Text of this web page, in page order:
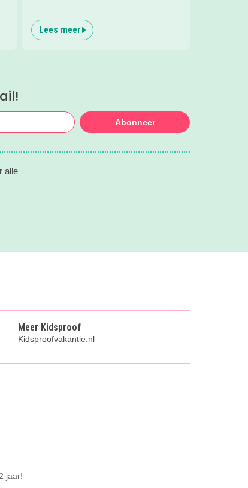
leuke testjes, ongeloofwaardige
wiskunde, waterspeeltuin,
zomerworkshops en nog veel meer bij
Lees meer
Abonneer
alle
Meer Kidsproof
Kidsproofvakantie.nl
jaar!